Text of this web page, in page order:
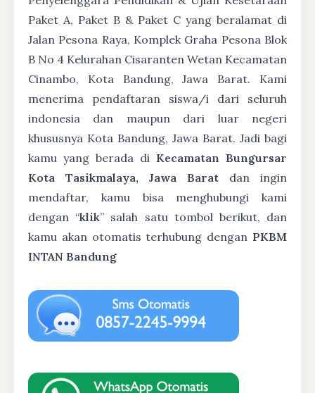
Paket A, Paket B & Paket C yang beralamat di
Jalan Pesona Raya, Komplek Graha Pesona Blok
B No 4 Kelurahan Cisaranten Wetan Kecamatan
Cinambo, Kota Bandung, Jawa Barat. Kami
menerima pendaftaran siswa/i dari seluruh
indonesia dan maupun dari luar negeri
khususnya Kota Bandung, Jawa Barat. Jadi bagi
kamu yang berada di Kecamatan Bungursar
Kota Tasikmalaya, Jawa Barat dan ingin
mendaftar, kamu bisa menghubungi kami
dengan “klik” salah satu tombol berikut, dan
kamu akan otomatis terhubung dengan PKBM
INTAN Bandung